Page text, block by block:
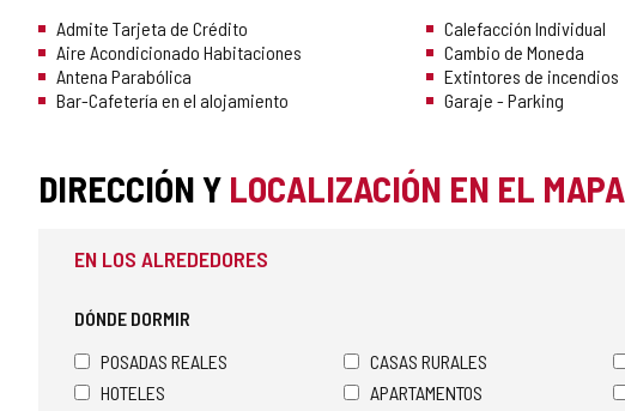
Admite Tarjeta de Crédito
Aire Acondicionado Habitaciones
Antena Parabólica
Bar-Cafetería en el alojamiento
Calefacción Individual
Cambio de Moneda
Extintores de incendios
Garaje - Parking
DIRECCIÓN Y LOCALIZACIÓN EN EL MAPA
EN LOS ALREDEDORES
DÓNDE DORMIR
POSADAS REALES
CASAS RURALES
HOTELES
APARTAMENTOS